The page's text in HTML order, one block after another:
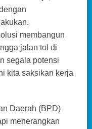
membangun
jalan tol di
segala potensi
kita saksikan kerja
Daerah (BPD)
menerangkan